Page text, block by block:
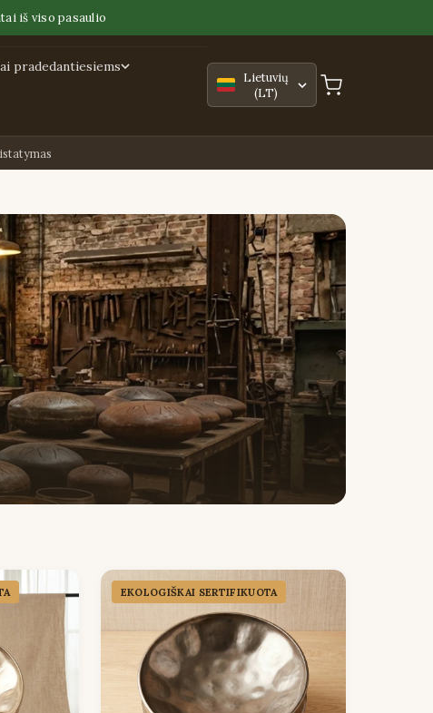
iš viso pasaulio
pradedantiesiems
Lietuvių
(LT)
EKOLOGIŠKAI SERTIFIKUOTA